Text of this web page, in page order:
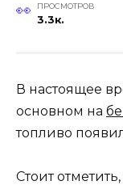
ПРОСМОТРОВ
3.3к.
В настоящее
основном на
топливо
Стоит